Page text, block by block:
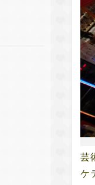
芸
ケ